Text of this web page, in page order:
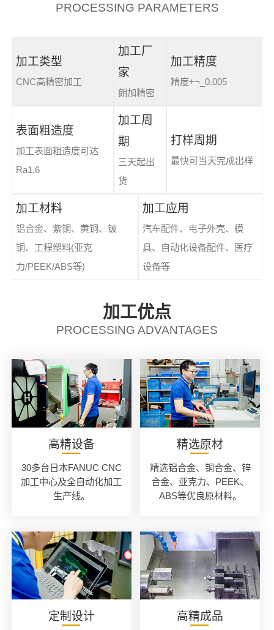
PROCESSING PARAMETERS
加工类型
CNC高精密加工
加工厂
家
朗加精密
加工精度
精度+¬_0.005
表面粗造度
加工表面粗造度可达
Ra1.6
加工周
期
三天起出
货
打样周期
最快可当天完成出样
加工材料
铝合金、紫铜、黄铜、铍
铜、工程塑料(亚克
力/PEEK/ABS等)
加工应用
汽车配件、电子外壳、模
具、自动化设备配件、医疗
设备等
加工优点
PROCESSING ADVANTAGES
高精设备
30多台日本FANUC CNC
加工中心及全自动化加工
生产线。
精选原材
精选铝合金、铜合金、锌
合金、亚克力、PEEK、
ABS等优良原材料。
定制设计 高精成品